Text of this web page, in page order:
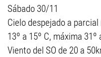
Sábado 30/11
Cielo despejado a
13º a 15º C, máxima
Viento del SO de 20 a